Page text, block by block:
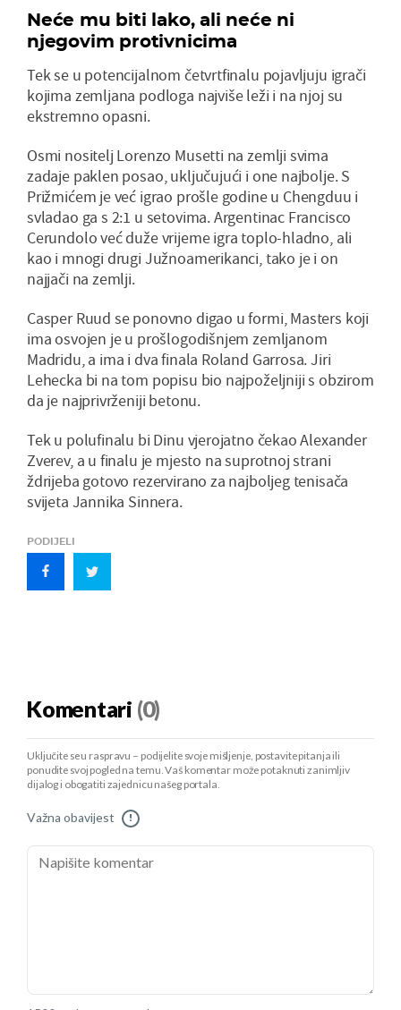
Neće mu biti lako, ali neće ni
njegovim protivnicima
Tek se u potencijalnom četvrtfinalu pojavljuju igrači
kojima zemljana podloga najviše leži i na njoj su
ekstremno opasni.
Osmi nositelj Lorenzo Musetti na zemlji svima
zadaje paklen posao, uključujući i one najbolje. S
Prižmićem je već igrao prošle godine u Chengduu i
svladao ga s 2:1 u setovima. Argentinac Francisco
Cerundolo već duže vrijeme igra toplo-hladno, ali
kao i mnogi drugi Južnoamerikanci, tako je i on
najjači na zemlji.
Casper Ruud se ponovno digao u formi, Masters koji
ima osvojen je u prošlogodišnjem zemljanom
Madridu, a ima i dva finala Roland Garrosa. Jiri
Lehecka bi na tom popisu bio najpoželjniji s obzirom
da je najprivrženiji betonu.
Tek u polufinalu bi Dinu vjerojatno čekao Alexander
Zverev, a u finalu je mjesto na suprotnoj strani
ždrijeba gotovo rezervirano za najboljeg tenisača
svijeta Jannika Sinnera.
PODIJELI
Komentari (0)
Uključite se u raspravu – podijelite svoje mišljenje, postavite pitanja ili
ponudite svoj pogled na temu. Vaš komentar može potaknuti zanimljiv
dijalog i obogatiti zajednicu našeg portala.
Važna obavijest !